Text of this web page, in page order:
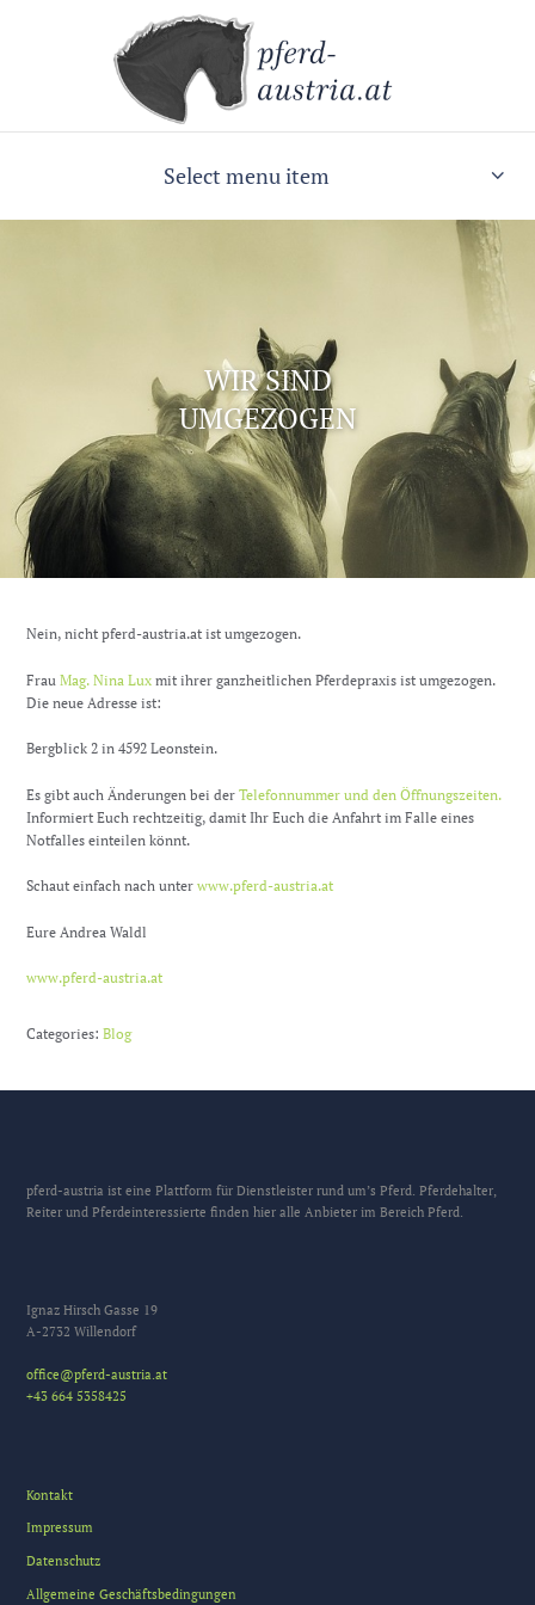
Select menu item
WIR SIND
UMGEZOGEN
Nein, nicht pferd-austria.at ist umgezogen.
FrauMag. Nina Lux mit ihrer ganzheitlichen Pferdepraxis ist umgezogen.
Die neue Adresse ist:
Bergblick 2 in 4592 Leonstein.
Es gibt auch Änderungen bei der Telefonnummer und den Öffnungszeiten.
Informiert Euch rechtzeitig, damit Ihr Euch die Anfahrt im Falle eines
Notfalles einteilen könnt.
Schaut einfach nach unterwww.pferd-austria.at
Eure Andrea Waldl
www.pferd-austria.at
Categories:Blog
pferd-austria ist eine Plattform für Dienstleister rund um’s Pferd. Pferdehalter,
Reiter und Pferdeinteressierte finden hier alle Anbieter im Bereich Pferd.
Ignaz Hirsch Gasse 19
A-2732 Willendorf
office@pferd-austria.at
+43 664 5358425
Kontakt
Impressum
Datenschutz
Allgemeine Geschäftsbedingungen